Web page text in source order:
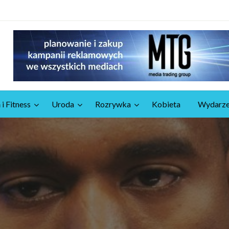
Fitness Uroda Rozrywka Kobieta